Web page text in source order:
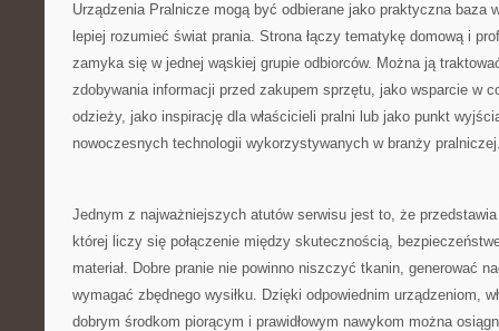
Urządzenia Pralnicze mogą być odbierane jako praktyczna baza
lepiej rozumieć świat prania. Strona łączy tematykę domową i
zamyka się w jednej wąskiej grupie odbiorców. Można ją
zdobywania informacji przed zakupem sprzętu, jako wsparcie w
odzieży, jako inspirację dla właścicieli pralni lub jako punkt
nowoczesnych technologii wykorzystywanych w branży
Jednym z najważniejszych atutów serwisu jest to, że
której liczy się połączenie między skutecznością,
materiał. Dobre pranie nie powinno niszczyć tkanin, generować
wymagać zbędnego wysiłku. Dzięki odpowiednim urządzeniom,
dobrym środkom piorącym i prawidłowym nawykom można